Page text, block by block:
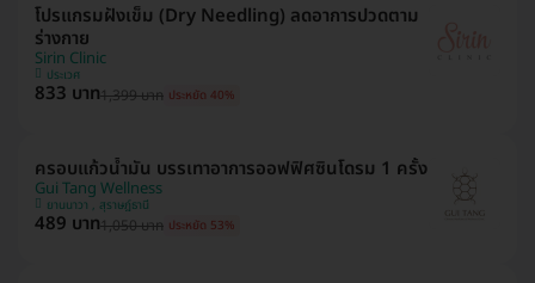
โปรแกรมฝังเข็ม (Dry Needling) ลดอาการปวดตาม
ร่างกาย
Sirin Clinic
ประเวศ
833 บาท1,399 บาท ประหยัด 40%
ครอบแก้วน้ำมัน บรรเทาอาการออฟฟิศซินโดรม 1 ครั้ง
Gui Tang Wellness
ยานนาวา , สุราษฎ์ธานี
489 บาท1,050 บาท ประหยัด 53%